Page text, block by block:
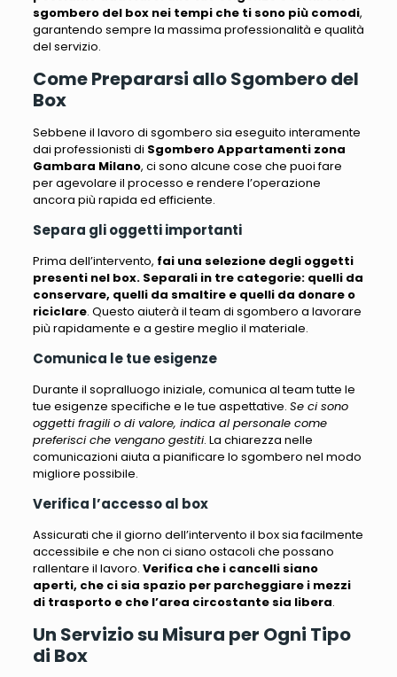
sgombero del box nei tempi che ti sono più comodi,
garantendo sempre la massima professionalità e qualità
del servizio.
Come Prepararsi allo Sgombero del
Box
Sebbene il lavoro di sgombero sia eseguito interamente
dai professionisti di Sgombero Appartamenti zona
Gambara Milano, ci sono alcune cose che puoi fare
per agevolare il processo e rendere l’operazione
ancora più rapida ed efficiente.
Separa gli oggetti importanti
Prima dell’intervento, fai una selezione degli oggetti
presenti nel box. Separali in tre categorie: quelli da
conservare, quelli da smaltire e quelli da donare o
riciclare. Questo aiuterà il team di sgombero a lavorare
più rapidamente e a gestire meglio il materiale.
Comunica le tue esigenze
Durante il sopralluogo iniziale, comunica al team tutte le
tue esigenze specifiche e le tue aspettative. Se ci sono
oggetti fragili o di valore, indica al personale come
preferisci che vengano gestiti. La chiarezza nelle
comunicazioni aiuta a pianificare lo sgombero nel modo
migliore possibile.
Verifica l’accesso al box
Assicurati che il giorno dell’intervento il box sia facilmente
accessibile e che non ci siano ostacoli che possano
rallentare il lavoro. Verifica che i cancelli siano
aperti, che ci sia spazio per parcheggiare i mezzi
di trasporto e che l’area circostante sia libera.
Un Servizio su Misura per Ogni Tipo
di Box